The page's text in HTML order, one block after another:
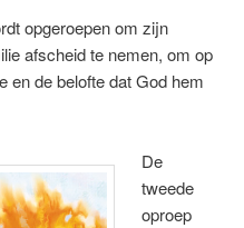
opgeroepen om zijn
afscheid te nemen, om op
en de belofte dat God hem
De
tweede
oproep